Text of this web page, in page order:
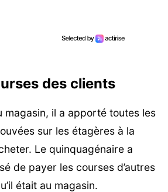
des clients
magasin, il a apporté toutes les
sur les étagères à la
Le quinquagénaire a
de payer les courses d’autres
était au magasin.